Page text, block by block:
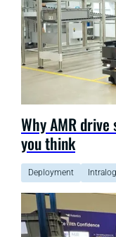
Why AMR
you think
Deployment